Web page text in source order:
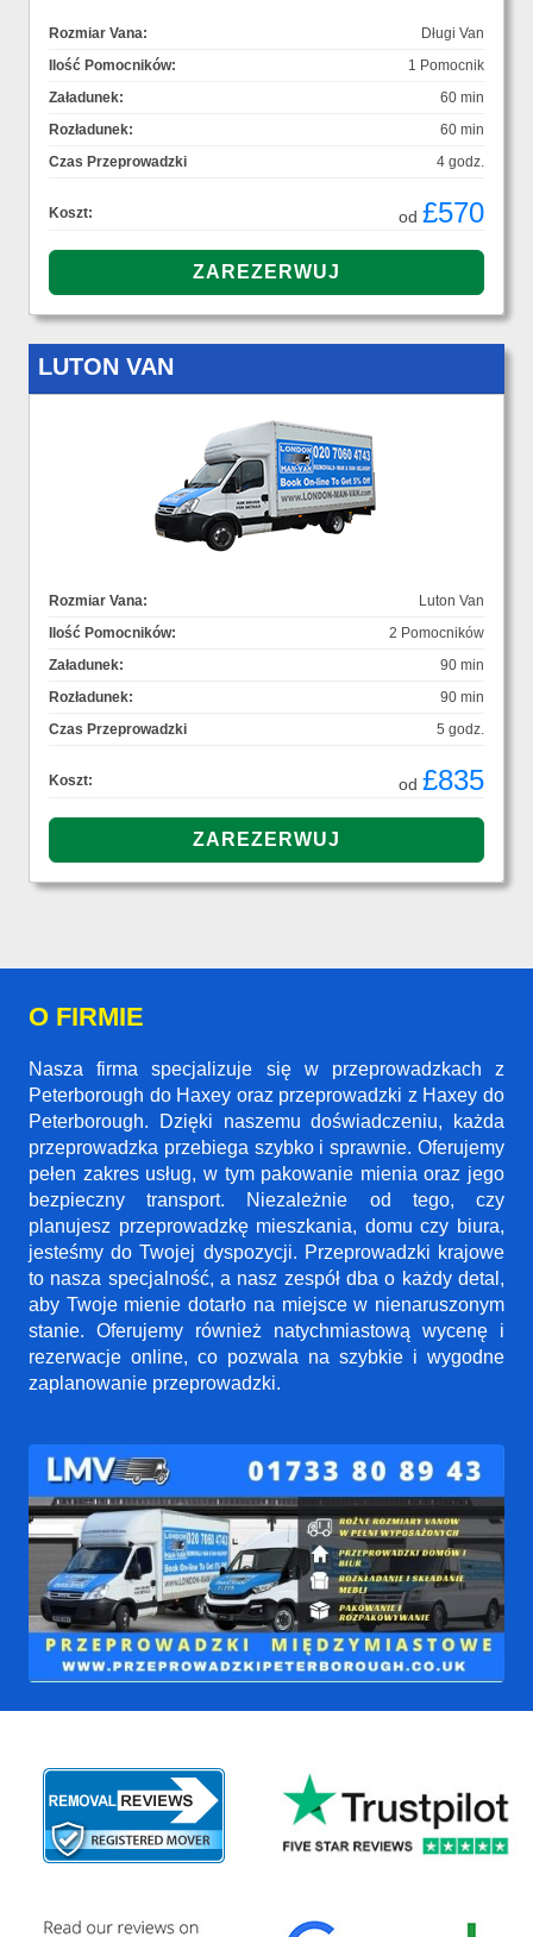
Rozmiar Vana:
Długi Van
Ilość Pomocników:
1 Pomocnik
Załadunek:
60 min
Rozładunek:
60 min
Czas Przeprowadzki
4 godz.
Koszt: od £570
LUTON VAN
Rozmiar Vana:
Luton Van
Ilość Pomocników:
2 Pomocników
Załadunek:
90 min
Rozładunek:
90 min
Czas Przeprowadzki
5 godz.
Koszt: od £835
O FIRMIE
Nasza firma specjalizuje się w przeprowadzkach z
Peterborough do Haxey oraz przeprowadzki z Haxey do
Peterborough. Dzięki naszemu doświadczeniu, każda
przeprowadzka przebiega szybko i sprawnie. Oferujemy
pełen zakres usług, w tym pakowanie mienia oraz jego
bezpieczny transport. Niezależnie od tego, czy
planujesz przeprowadzkę mieszkania, domu czy biura,
jesteśmy do Twojej dyspozycji. Przeprowadzki krajowe
to nasza specjalność, a nasz zespół dba o każdy detal,
aby Twoje mienie dotarło na miejsce w nienaruszonym
stanie. Oferujemy również natychmiastową wycenę i
rezerwacje online, co pozwala na szybkie i wygodne
zaplanowanie przeprowadzki.